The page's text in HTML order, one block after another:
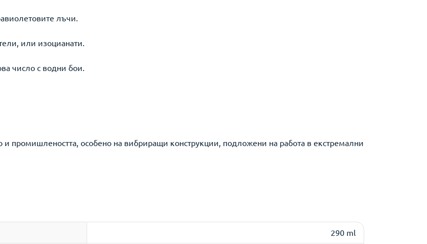
лъчи.
или изоцианати.
число с водни бои.
и промишлеността, особено на вибриращи конструкции, подложени на работа в екстремални
290 ml